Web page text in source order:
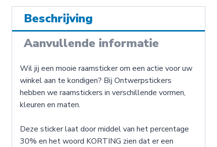
Beschrijving
Aanvullende informatie
Wil jij een mooie raamsticker om een actie voor uw
winkel aan te kondigen? Bij Ontwerpstickers
hebben we raamstickers in verschillende vormen,
kleuren en maten.
Deze sticker laat door middel van het percentage
30% en het woord KORTING zien dat er een